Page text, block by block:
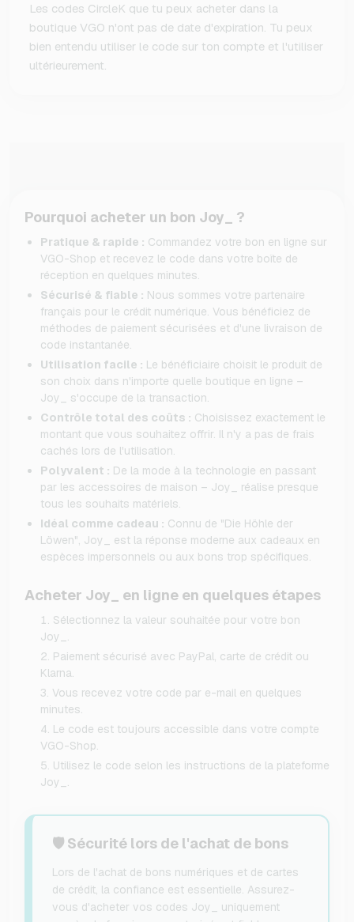
Les codes CircleK que tu peux acheter dans la
boutique VGO n'ont pas de date d'expiration. Tu peux
bien entendu utiliser le code sur ton compte et l'utiliser
ultérieurement.
Pourquoi acheter un bon Joy_ ?
Pratique & rapide : Commandez votre bon en ligne sur
VGO-Shop et recevez le code dans votre boîte de
réception en quelques minutes.
Sécurisé & fiable : Nous sommes votre partenaire
français pour le crédit numérique. Vous bénéficiez de
méthodes de paiement sécurisées et d'une livraison de
code instantanée.
Utilisation facile : Le bénéficiaire choisit le produit de
son choix dans n'importe quelle boutique en ligne –
Joy_ s'occupe de la transaction.
Contrôle total des coûts : Choisissez exactement le
montant que vous souhaitez offrir. Il n'y a pas de frais
cachés lors de l'utilisation.
Polyvalent : De la mode à la technologie en passant
par les accessoires de maison – Joy_ réalise presque
tous les souhaits matériels.
Idéal comme cadeau : Connu de "Die Höhle der
Löwen", Joy_ est la réponse moderne aux cadeaux en
espèces impersonnels ou aux bons trop spécifiques.
Acheter Joy_ en ligne en quelques étapes
Sélectionnez la valeur souhaitée pour votre bon
Joy_.
Paiement sécurisé avec PayPal, carte de crédit ou
Klarna.
Vous recevez votre code par e-mail en quelques
minutes.
Le code est toujours accessible dans votre compte
VGO-Shop.
Utilisez le code selon les instructions de la plateforme
Joy_.
🛡️ Sécurité lors de l'achat de bons
Lors de l'achat de bons numériques et de cartes
de crédit, la confiance est essentielle. Assurez-
vous d'acheter vos codes Joy_ uniquement